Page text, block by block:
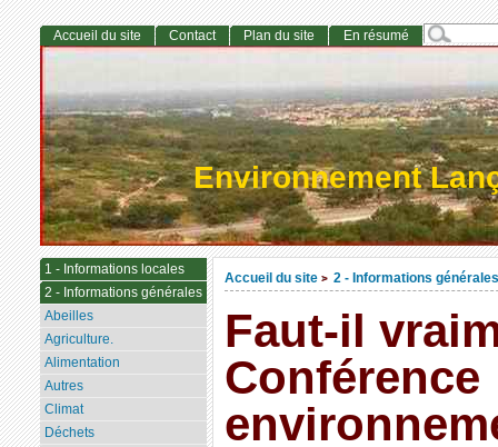
Environnement
Accueil du site > 2 - Informations générales
Faut-il
Conférence
Accueil du site Contact Plan du site En résumé
1 - Informations locales
2 - Informations générales
Abeilles
Agriculture.
Alimentation
Autres
Climat
Déchets